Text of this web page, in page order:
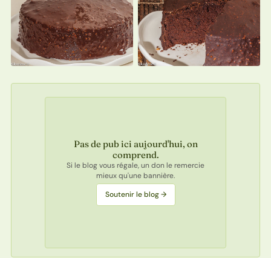
Pas de pub ici aujourd'hui, on
comprend.
Si le blog vous régale, un don le remercie
mieux qu'une bannière.
Soutenir le blog →